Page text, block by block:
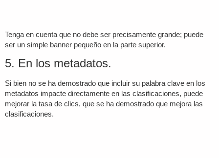
Tenga en cuenta que no debe ser precisamente grande; puede
ser un simple banner pequeño en la parte superior.
5. En los metadatos.
Si bien no se ha demostrado que incluir su palabra clave en los
metadatos impacte directamente en las clasificaciones, puede
mejorar la tasa de clics, que se ha demostrado que mejora las
clasificaciones.